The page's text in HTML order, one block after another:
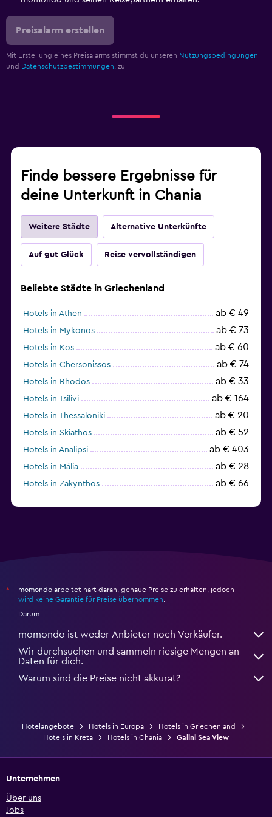
Preisalarm erstellen
Mit Erstellung eines Preisalarms stimmst du unseren Nutzungsbedingungen
und Datenschutzbestimmungen. zu
Finde bessere Ergebnisse für
deine Unterkunft in Chania
Weitere Städte Alternative Unterkünfte
Auf gut Glück Reise vervollständigen
Beliebte Städte in Griechenland
Hotels in Athen ab € 49
Hotels in Mykonos ab € 73
Hotels in Kos ab € 60
Hotels in Chersonissos ab € 74
Hotels in Rhodos ab € 33
Hotels in Tsilivi ab € 164
Hotels in Thessaloniki ab € 20
Hotels in Skiathos ab € 52
Hotels in Analipsi ab € 403
Hotels in Mália ab € 28
Hotels in Zakynthos ab € 66
*
momondo arbeitet hart daran, genaue Preise zu erhalten, jedoch
wird keine Garantie für Preise übernommen
Darum:
momondo ist weder Anbieter noch Verkäufer.
Wir durchsuchen und sammeln riesige Mengen an
Daten für dich.
Warum sind die Preise nicht akkurat?
Hotelangebote Hotels in Europa
Hotels in Griechenland
Hotels in Kreta
Hotels in Chania Galini Sea View
Unternehmen
Über uns
Jobs